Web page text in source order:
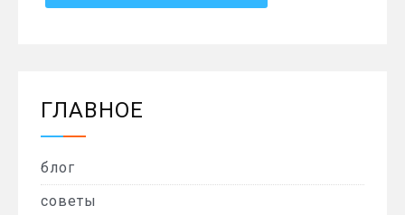
ГЛАВНОЕ
блог
советы